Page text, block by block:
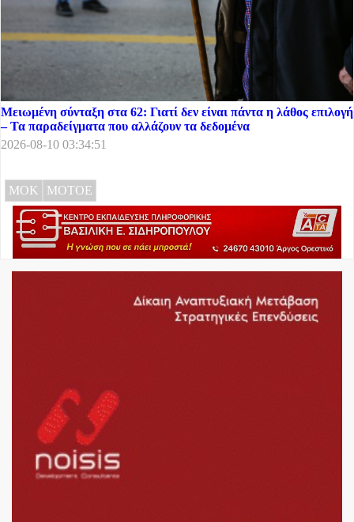
Μειωμένη σύνταξη στα 62: Γιατί δεν είναι πάντα η λάθος επιλογή
– Τα παραδείγματα που αλλάζουν τα δεδομένα
2026-08-10 03:34:51
ΜΟΚ ΜΟΤΟΕ